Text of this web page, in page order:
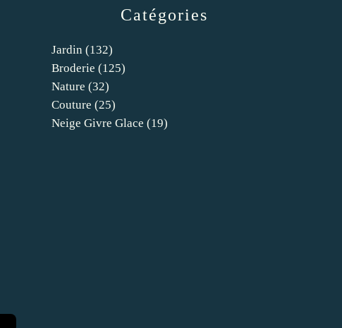
Catégories
Jardin (132)
Broderie (125)
Nature (32)
Couture (25)
Neige Givre Glace (19)